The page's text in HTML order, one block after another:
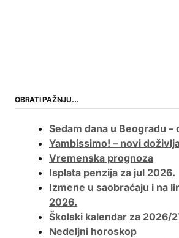
OBRATI PAŽNJU…
Sedam dana u Beogradu
Yambissimo! – novi
Vremenska prognoza
Isplata penzija za jul 2026.
Izmene u saobraćaju i na
2026.
Školski kalendar za 2026/
Nedeljni horoskop